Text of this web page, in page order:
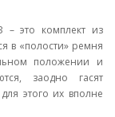
– это комплект из
в «полости» ремня
положении и
заодно гасят
этого их вполне